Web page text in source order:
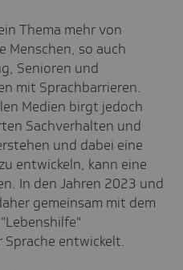
Thema mehr von
Menschen, so auch
Senioren und
mit Sprachbarrieren.
Medien birgt jedoch
Sachverhalten und
und dabei eine
entwickeln, kann eine
In den Jahren 2023 und
gemeinsam mit dem
entwickelt.